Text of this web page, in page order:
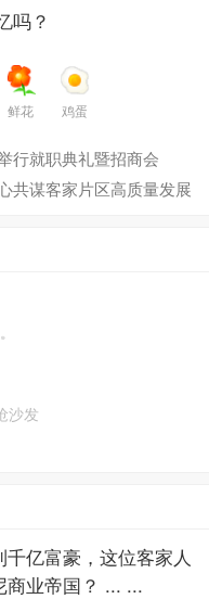
吗？
鲜花 鸡蛋
行就职典礼暨招商会
共谋客家片区高质量发展
沙发
亿富豪，这位客家人
商业帝国？ ... ...